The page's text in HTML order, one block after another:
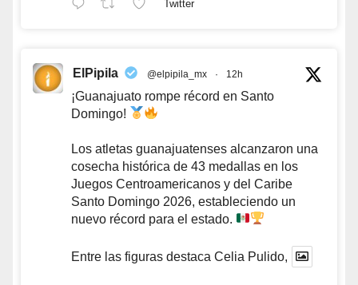
Twitter
ElPipila @elpipila_mx · 12h
¡Guanajuato rompe récord en Santo
Domingo!
Los atletas guanajuatenses alcanzaron una
cosecha histórica de 43 medallas en los
Juegos Centroamericanos y del Caribe
Santo Domingo 2026, estableciendo un
nuevo récord para el estado.
Entre las figuras destaca Celia Pulido,